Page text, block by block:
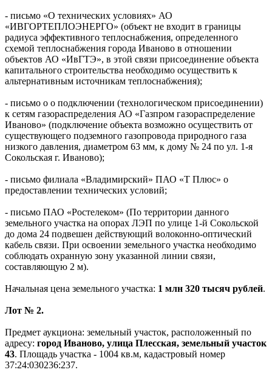
- письмо «О технических условиях» АО
«ИВГОРТЕПЛОЭНЕРГО» (объект не входит в границы
радиуса эффективного теплоснабжения, определенного
схемой теплоснабжения города Иваново в отношении
объектов АО «ИвГТЭ», в этой связи присоединение объекта
капитального строительства необходимо осуществить к
альтернативным источникам теплоснабжения);
- письмо о о подключении (технологическом присоединении)
к сетям газораспределения АО «Газпром газораспределение
Иваново» (подключение объекта возможно осуществить от
существующего подземного газопровода природного газа
низкого давления, диаметром 63 мм, к дому № 24 по ул. 1-я
Сокольская г. Иваново);
- письмо филиала «Владимирский» ПАО «Т Плюс» о
предоставлении технических условий;
- письмо ПАО «Ростелеком» (По территории данного
земельного участка на опорах ЛЭП по улице 1-й Сокольской
до дома 24 подвешен действующий волоконно-оптический
кабель связи. При освоении земельного участка необходимо
соблюдать охранную зону указанной линии связи,
составляющую 2 м).
Начальная цена земельного участка: 1 млн 320 тысяч рублей.
Лот № 2.
Предмет аукциона: земельный участок, расположенный по
адресу: город Иваново, улица Плесская, земельный участок
43. Площадь участка - 1004 кв.м, кадастровый номер
37:24:030236:237.